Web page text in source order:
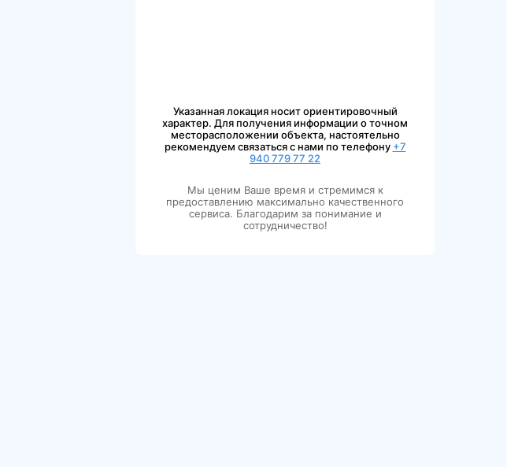
Указанная локация носит ориентировочный
характер. Для получения информации о точном
месторасположении объекта, настоятельно
рекомендуем связаться с нами по телефону +7
940 779 77 22
Мы ценим Ваше время и стремимся к
предоставлению максимально качественного
сервиса. Благодарим за понимание и
сотрудничество!